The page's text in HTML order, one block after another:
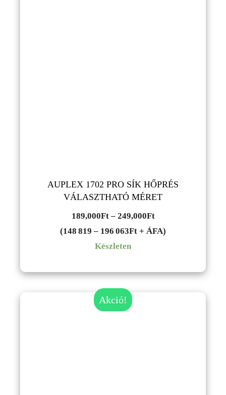
AUPLEX 1702 PRO SÍK HŐPRÉS
VÁLASZTHATÓ MÉRET
189,000Ft – 249,000FtÁrtartomány:
189,000Ft
(148 819 – 196 063Ft + ÁFA)
Készleten
Akció!